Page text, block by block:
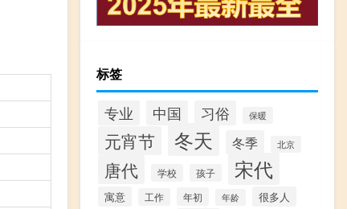
标签
专业 中国 习俗 保暖
元宵节 冬天 冬季 北京
唐代 学校 孩子 宋代
寓意 工作 年初 年龄 很多人